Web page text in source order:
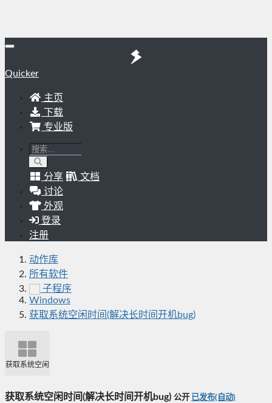
Quicker
主页
下载
专业版
分享
文档
讨论
外观
登录
注册
动作库
所有软件
子程序
Windows
获取系统空闲时间(解决长时间开机bug)
获取系统空闲时间(解决长时间开机bug)
获取系统空闲时间(解决长时间开机bug) 公开 已发布(自动)